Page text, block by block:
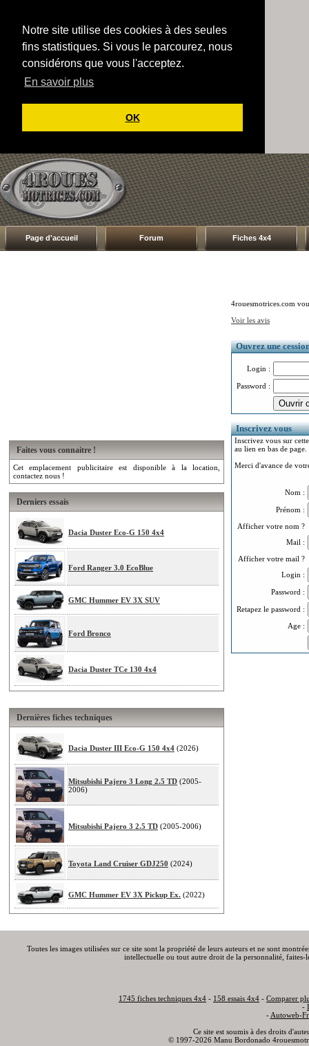
Notre site utilise des cookies à des seules
fins statistiques. Si vous le parcourez, nous
considérons que vous l'acceptez.
En savoir plus
OK
Page d'accueil Forum Fiches 4x4
Faites vous connaitre !
Cet emplacement publicitaire est disponible à la location,
contactez nous !
Derniers essais
Dacia Duster Eco-G 150 4x4
Ford Ranger 3.0 EcoBlue
GMC Hummer EV 3X SUV
Ford Bronco
Dacia Duster TCe 130 4x4
Dernières fiches techniques
Dacia Duster III Eco-G 150 4x4 (2026)
Mitsubishi Pajero 3 Long 2.5 TD (2005-
2006)
Mitsubishi Pajero 3 2.5 TD (2005-2006)
Toyota Land Cruiser GDJ250 (2024)
GMC Hummer EV 3X Pickup Ex. (2022)
4rouesmotrices.com
Voir les avis
Ouvrez une
Login :
Password :
Inscrivez vous
Inscrivez vous sur
au lien en bas de page.
Merci d'avance de
Nom :
Prénom :
Afficher votre nom ?
Mail :
Afficher votre mail ?
Login :
Password :
Retapez le password :
Age :
Toutes les images utilisées sur ce site sont la propriété de leurs auteurs et ne sont
intellectuelle ou tout autre droit de la personnalité,
1745 fiches techniques 4x4 - 158 essais 4x4 - Comparer
-
- Autoweb-
Ce site est soumis à des droits
© 1997-2026 Manu Bordonado